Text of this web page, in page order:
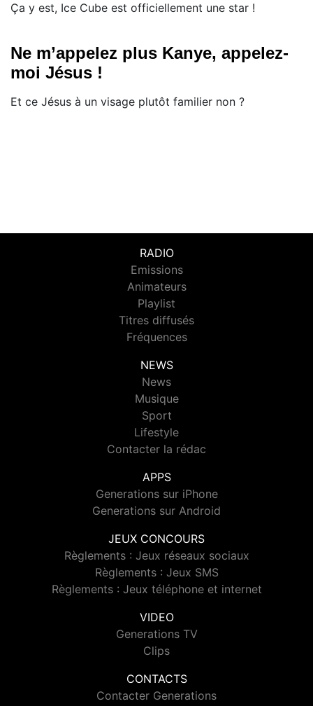
Ça y est, Ice Cube est officiellement une star !
Ne m’appelez plus Kanye, appelez-
moi Jésus !
Et ce Jésus à un visage plutôt familier non ?
RADIO
Emissions
Animateurs
Playlist
Titres diffusés
Fréquences
NEWS
News
Musique
Sport
Lifestyle
Contacter la rédac
APPS
Generations sur iPhone
Generations sur Android
JEUX CONCOURS
Règlements : Jeux réseaux sociaux
Règlements : Jeux SMS
Règlements : Jeux téléphone et internet
VIDEO
Generations TV
Clips
CONTACTS
Contacter Generations